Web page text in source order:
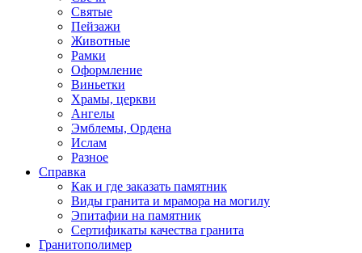
Святые
Пейзажи
Животные
Рамки
Оформление
Виньетки
Храмы, церкви
Ангелы
Эмблемы, Ордена
Ислам
Разное
Справка
Как и где заказать памятник
Виды гранита и мрамора на могилу
Эпитафии на памятник
Сертификаты качества гранита
Гранитополимер